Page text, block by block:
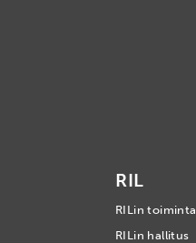
RIL
RILin toiminta
RILin hallitus